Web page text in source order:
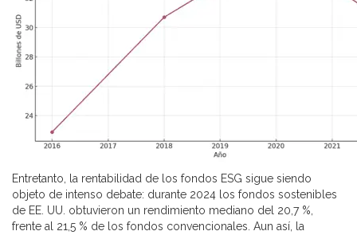
Entretanto, la rentabilidad de los fondos ESG sigue siendo
objeto de intenso debate: durante 2024 los fondos sostenibles
de EE. UU. obtuvieron un rendimiento mediano del 20,7 %,
frente al 21,5 % de los fondos convencionales. Aun así, la